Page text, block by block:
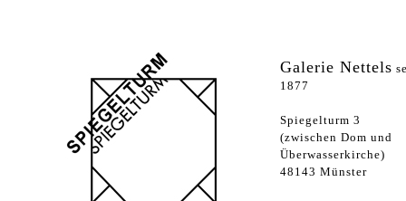
Galerie Nettels
1877
Spiegelturm 3
(zwischen Dom und
Überwasserkirche)
48143 Münster